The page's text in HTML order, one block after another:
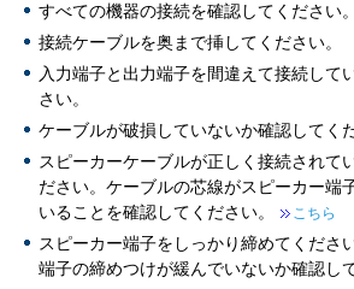
すべての機器の接続を確認してください。
接続ケーブルを奥まで挿してください。
入力端子と出力端子を間違えて接続して
さい。
ケーブルが破損していないか確認してく
スピーカーケーブルが正しく接続されて
ださい。ケーブルの芯線がスピーカー端
いることを確認してください。
こちら
スピーカー端子をしっかり締めてくださ
端子の締めつけが緩んでいないか確認し